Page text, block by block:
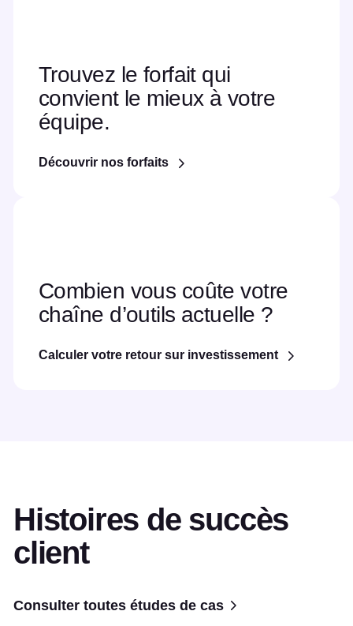
Trouvez le forfait qui
convient le mieux à votre
équipe.
Découvrir nos forfaits
Combien vous coûte votre
chaîne d’outils actuelle ?
Calculer votre retour sur investissement
Histoires de succès
client
Consulter toutes études de cas